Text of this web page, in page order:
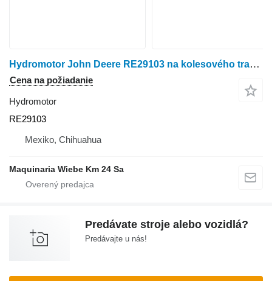
Hydromotor John Deere RE29103 na kolesového traktora John Deere 1640,1840
Cena na požiadanie
Hydromotor
RE29103
Mexiko, Chihuahua
Maquinaria Wiebe Km 24 Sa
Predávate stroje alebo vozidlá?
Predávajte u nás!